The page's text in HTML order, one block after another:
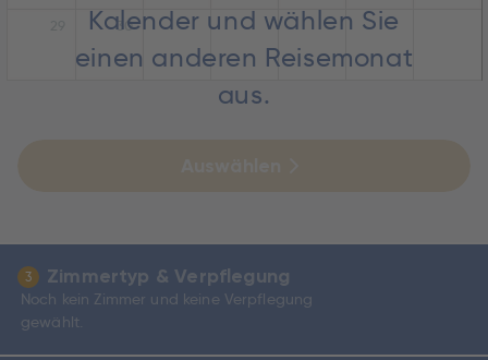
Kalender und wählen Sie
einen anderen Reisemonat
aus.
30
3 Zimmertyp & Verpflegung
Noch kein Zimmer und keine Verpflegung
gewählt.